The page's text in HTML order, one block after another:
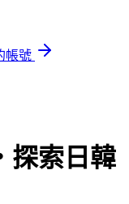
帳號
探索日韓